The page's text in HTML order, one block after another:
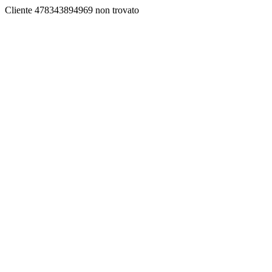
Cliente 478343894969 non trovato